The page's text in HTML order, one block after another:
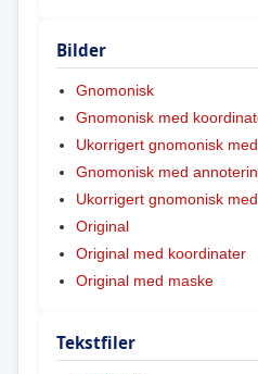
Bilder
Gnomonisk
Gnomonisk med
Ukorrigert gnomonisk
Gnomonisk med
Ukorrigert gnomonisk
Original
Original med koordinater
Original med maske
Tekstfiler